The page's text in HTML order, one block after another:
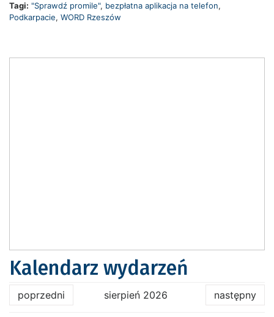
Tagi: "Sprawdź promile", bezpłatna aplikacja na telefon,
Podkarpacie, WORD Rzeszów
Kalendarz wydarzeń
poprzedni sierpień 2026 następny